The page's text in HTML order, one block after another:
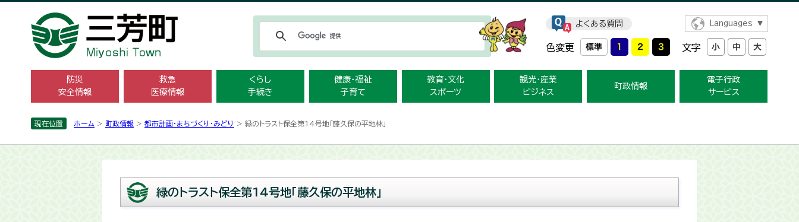
よくある質問 Languages
色変更 文字
防災
安全情報
救急
医療情報
くらし
手続き
健康・福祉
子育て
教育・文化
スポーツ
観光・産業
ビジネス
町政情報
電子行政
サービス
現在位置 ホーム > 町政情報 > 都市計画・まちづくり・みどり > 緑のトラスト保全第14号地「藤久保の平地林」
緑のトラスト保全第14号地「藤久保の平地林」